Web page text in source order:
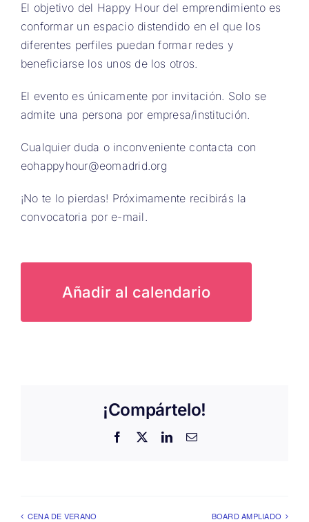
El objetivo del Happy Hour del emprendimiento es
conformar un espacio distendido en el que los
diferentes perfiles puedan formar redes y
beneficiarse los unos de los otros.
El evento es únicamente por invitación. Solo se
admite una persona por empresa/institución.
Cualquier duda o inconveniente contacta con
eohappyhour@eomadrid.org
¡No te lo pierdas! Próximamente recibirás la
convocatoria por e-mail.
Añadir al calendario
¡Compártelo!
Facebook LinkedInCorreo
CENA DE VERANO BOARD AMPLIADO